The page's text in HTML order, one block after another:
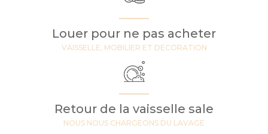
Louer pour ne pas acheter
VAISSELLE, MOBILIER ET DECORATION
Retour de la vaisselle sale
NOUS NOUS CHARGEONS DU LAVAGE